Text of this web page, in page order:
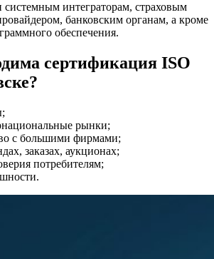
интеграторам, страховым
банковским органам, а кроме
обеспечения.
сертификация ISO
рынки;
с большими фирмами;
заказах, аукционах;
потребителям;